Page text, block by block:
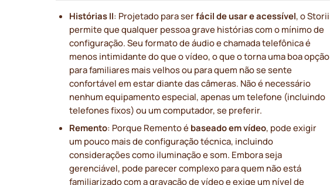
Histórias II: Projetado para serfácil de usar e acessível, o Storii
permite que qualquer pessoa grave histórias com o mínimo de
configuração. Seu formato de áudio e chamada telefônica é
menos intimidante do que o vídeo, o que o torna uma boa opção
para familiares mais velhos ou para quem não se sente
confortável em estar diante das câmeras. Não é necessário
nenhum equipamento especial, apenas um telefone (incluindo
telefones fixos) ou um computador, se preferir.
Remento: Porque Remento é baseado em vídeo, pode exigir
um pouco mais de configuração técnica, incluindo
considerações como iluminação e som. Embora seja
gerenciável, pode parecer complexo para quem não está
familiarizado com a gravação de vídeo e exige um nível de